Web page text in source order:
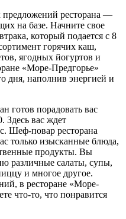
ресторана —
на базе. Начните свое
который подается с 8
горячих каш,
ягодных йогуртов и
«Море-Предгорье»
дня, наполнив энергией и
готов порадовать вас
Здесь вас ждет
Шеф-повар ресторана
только изысканные блюда,
продукты. Вы
различные салаты, супы,
и многое другое.
в ресторане «Море-
что-то, что понравится